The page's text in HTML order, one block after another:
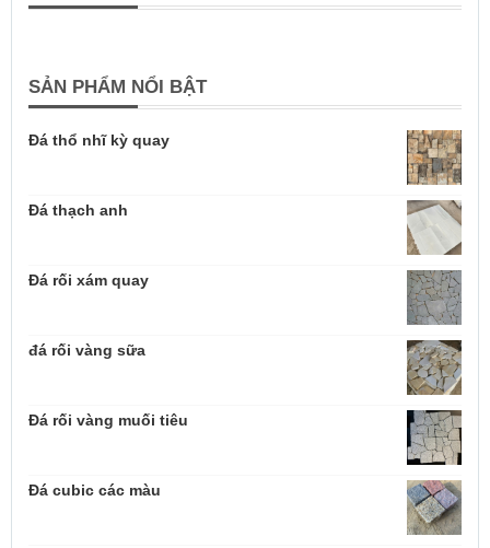
SẢN PHẨM NỔI BẬT
Đá thổ nhĩ kỳ quay
Đá thạch anh
Đá rối xám quay
đá rối vàng sữa
Đá rối vàng muối tiêu
Đá cubic các màu